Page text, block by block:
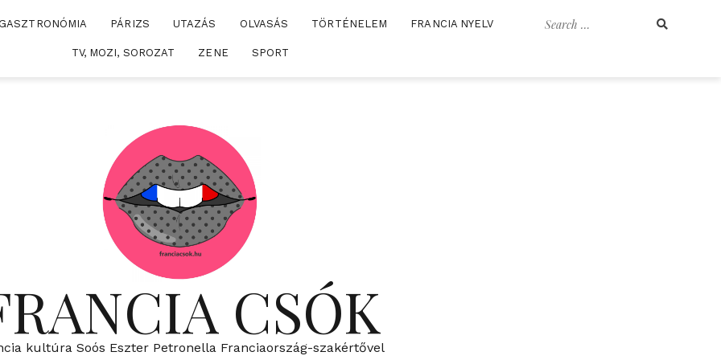
Search
GASZTRONÓMIA PÁRIZS UTAZÁS OLVASÁS TÖRTÉNELEM FRANCIA NYELV
TV, MOZI, SOROZAT ZENE SPORT
CSÓK
kultúra Soós Eszter Petronella Franciaország-szakértővel